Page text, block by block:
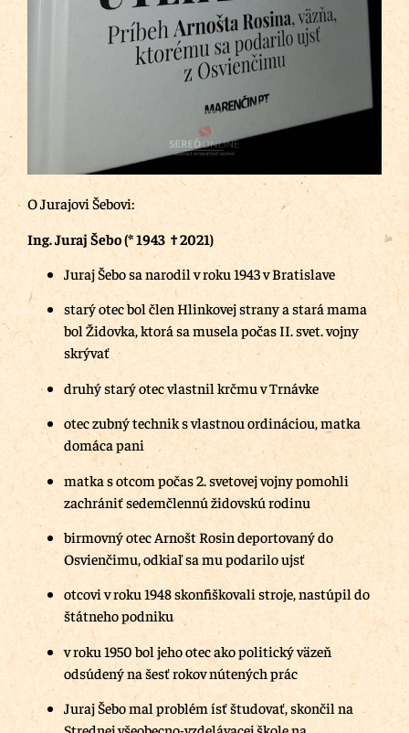
O Jurajovi Šebovi:
Ing. Juraj Šebo (* 1943 †︎ 2021)
Juraj Šebo sa narodil v roku 1943 v Bratislave
starý otec bol člen Hlinkovej strany a stará mama
bol Židovka, ktorá sa musela počas II. svet. vojny
skrývať
druhý starý otec vlastnil krčmu v Trnávke
otec zubný technik s vlastnou ordináciou, matka
domáca pani
matka s otcom počas 2. svetovej vojny pomohli
zachrániť sedemčlennú židovskú rodinu
birmovný otec Arnošt Rosin deportovaný do
Osvienčimu, odkiaľ sa mu podarilo ujsť
otcovi v roku 1948 skonfiškovali stroje, nastúpil do
štátneho podniku
v roku 1950 bol jeho otec ako politický väzeň
odsúdený na šesť rokov nútených prác
Juraj Šebo mal problém ísť študovať, skončil na